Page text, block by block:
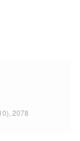
), 2078